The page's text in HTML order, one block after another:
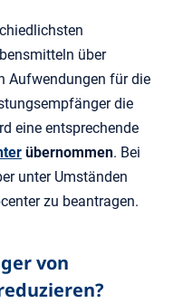
über
Aufwendungen für die
die
eine entsprechende
übernommen. Bei
unter Umständen
zu beantragen.
von